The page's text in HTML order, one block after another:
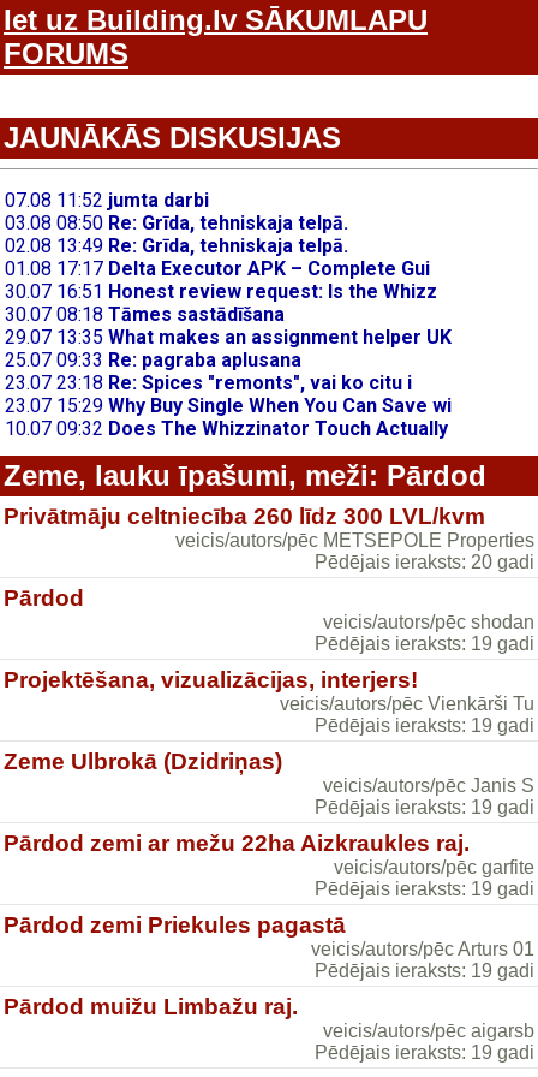
Iet uz Building.lv SĀKUMLAPU
FORUMS
JAUNĀKĀS DISKUSIJAS
Zeme, lauku īpašumi, meži: Pārdod
Privātmāju celtniecība 260 līdz 300 LVL/kvm
veicis/autors/pēc METSEPOLE Properties
Pēdējais ieraksts: 20 gadi
Pārdod
veicis/autors/pēc shodan
Pēdējais ieraksts: 19 gadi
Projektēšana, vizualizācijas, interjers!
veicis/autors/pēc Vienkārši Tu
Pēdējais ieraksts: 19 gadi
Zeme Ulbrokā (Dzidriņas)
veicis/autors/pēc Janis S
Pēdējais ieraksts: 19 gadi
Pārdod zemi ar mežu 22ha Aizkraukles raj.
veicis/autors/pēc garfite
Pēdējais ieraksts: 19 gadi
Pārdod zemi Priekules pagastā
veicis/autors/pēc Arturs 01
Pēdējais ieraksts: 19 gadi
Pārdod muižu Limbažu raj.
veicis/autors/pēc aigarsb
Pēdējais ieraksts: 19 gadi